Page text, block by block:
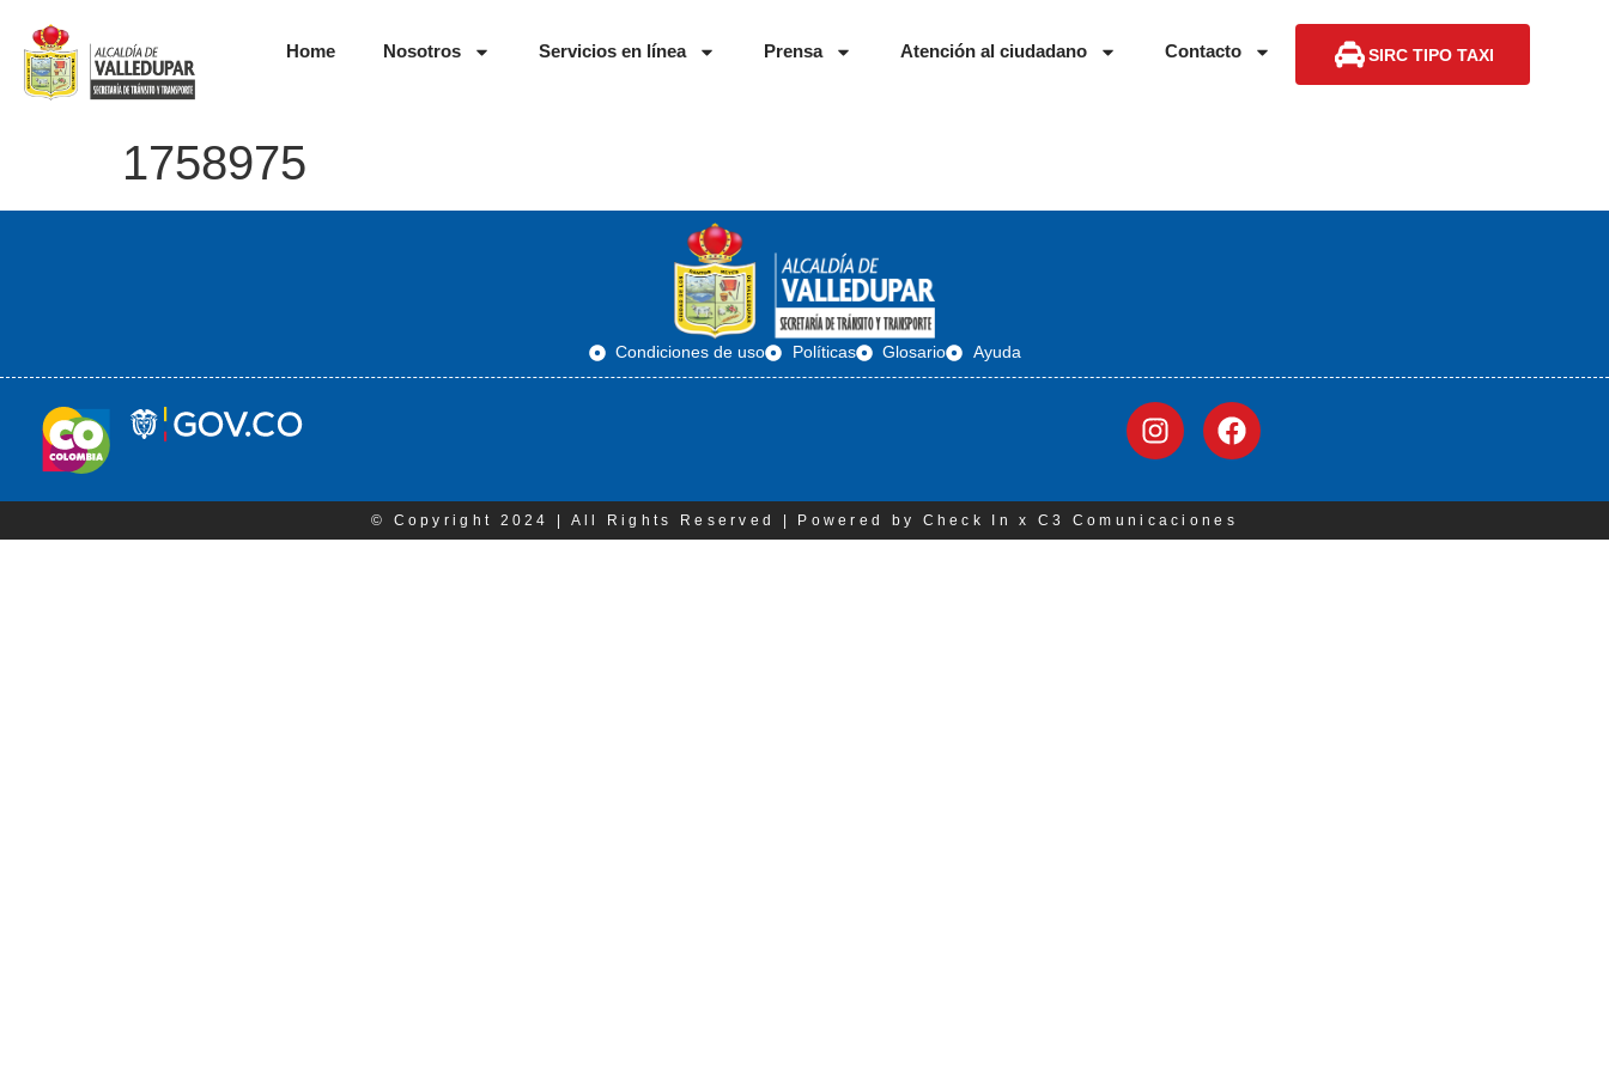
Home Nosotros Servicios en línea Prensa Atención al ciudadano Contacto SIRC TIPO TAXI
1758975
Condiciones de uso Políticas Glosario Ayuda
© Copyright 2024 | All Rights Reserved | Powered by Check In x C3 Comunicaciones